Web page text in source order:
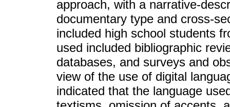
approach, with a narrative-
documentary type and cross-
included high school students
used included bibliographic
databases, and surveys and
view of the use of digital
indicated that the language